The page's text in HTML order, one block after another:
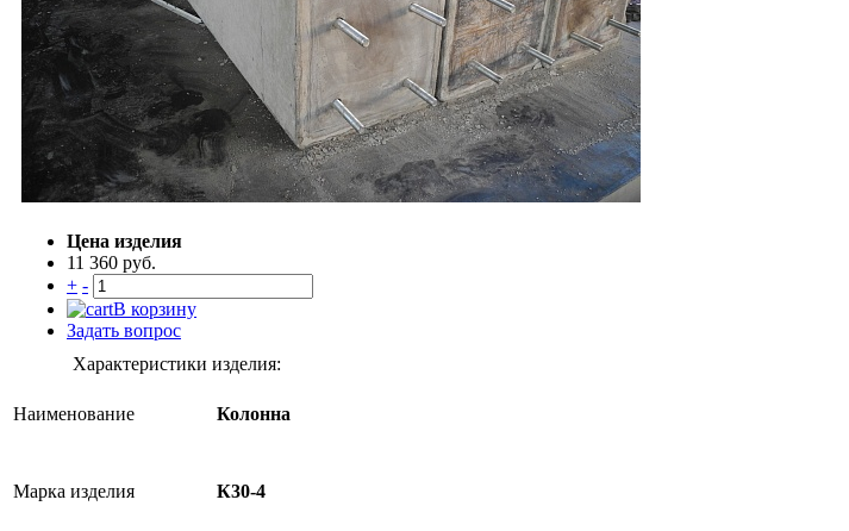
Цена изделия
11 360 руб.
+ -
В корзину
Задать вопрос
Характеристики изделия:
Наименование Колонна
Марка изделия К30-4